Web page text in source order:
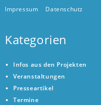
Impressum Datenschutz
Kategorien
Infos aus den Projekten
Veranstaltungen
Presseartikel
Termine